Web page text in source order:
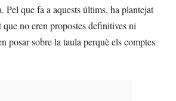
Pel que fa a aquests últims, ha plantejat
que no eren propostes definitives ni
posar sobre la taula perquè els comptes